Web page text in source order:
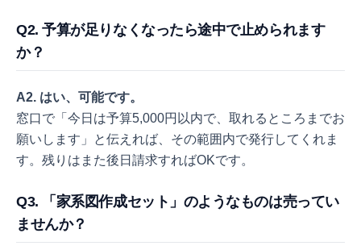
Q2. 予算が足りなくなったら途中で止められます
か？
A2. はい、可能です。
窓口で「今日は予算5,000円以内で、取れるところまでお
願いします」と伝えれば、その範囲内で発行してくれま
す。残りはまた後日請求すればOKです。
Q3. 「家系図作成セット」のようなものは売ってい
ませんか？